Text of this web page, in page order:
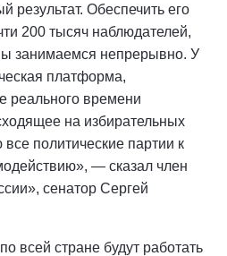
результат. Обеспечить его
200 тысяч наблюдателей,
занимаемся непрерывно. У
платформа,
реального времени
на избирательных
политические партии к
— сказал член
сенатор Сергей
всей стране будут работать